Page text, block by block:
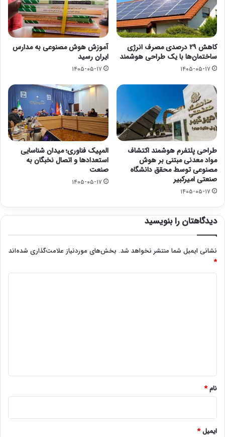
کاهش ۲۹ درصدی مصرف انرژی
ساختمان‌ها با یک طراحی هوشمند
۱۴۰۵-۰۵-۱۷
آموزش هوش مصنوعی به مدارس
ایران رسید
۱۴۰۵-۰۵-۱۷
طراحی پلتفرم هوشمند اکتشاف
مواد معدنی مبتنی بر هوش
مصنوعی توسط محقق دانشگاه
صنعتی امیرکبیر
۱۴۰۵-۰۵-۱۷
المپیک فناوری؛ میدان شناسایی
استعدادها و اتصال نخبگان به
صنعت
۱۴۰۵-۰۵-۱۷
دیدگاهتان را بنویسید
نشانی ایمیل شما منتشر نخواهد شد. بخش‌های موردنیاز علامت‌گذاری شده‌اند
*
نام*
ایمیل*